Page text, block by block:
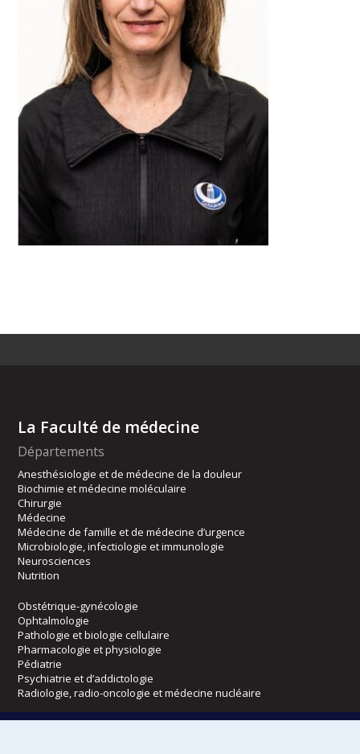
La Faculté de médecine
Départements
Anesthésiologie et de médecine de la douleur
Biochimie et médecine moléculaire
Chirurgie
Médecine
Médecine de famille et de médecine d’urgence
Microbiologie, infectiologie et immunologie
Neurosciences
Nutrition
Obstétrique-gynécologie
Ophtalmologie
Pathologie et biologie cellulaire
Pharmacologie et physiologie
Pédiatrie
Psychiatrie et d’addictologie
Radiologie, radio-oncologie et médecine nucléaire